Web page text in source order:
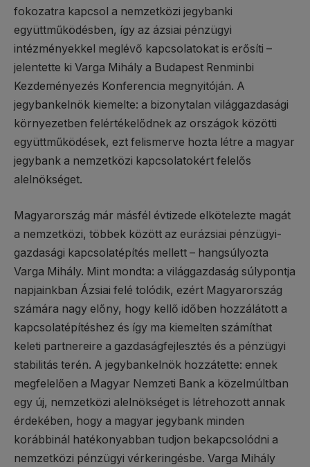
fokozatra kapcsol a nemzetközi jegybanki
együttműködésben, így az ázsiai pénzügyi
intézményekkel meglévő kapcsolatokat is erősíti –
jelentette ki Varga Mihály a Budapest Renminbi
Kezdeményezés Konferencia megnyitóján. A
jegybankelnök kiemelte: a bizonytalan világgazdasági
környezetben felértékelődnek az országok közötti
együttműködések, ezt felismerve hozta létre a magyar
jegybank a nemzetközi kapcsolatokért felelős
alelnökséget.
Magyarország már másfél évtizede elkötelezte magát
a nemzetközi, többek között az eurázsiai pénzügyi-
gazdasági kapcsolatépítés mellett – hangsúlyozta
Varga Mihály. Mint mondta: a világgazdaság súlypontja
napjainkban Ázsiai felé tolódik, ezért Magyarország
számára nagy előny, hogy kellő időben hozzálátott a
kapcsolatépítéshez és így ma kiemelten számíthat
keleti partnereire a gazdaságfejlesztés és a pénzügyi
stabilitás terén. A jegybankelnök hozzátette: ennek
megfelelően a Magyar Nemzeti Bank a közelmúltban
egy új, nemzetközi alelnökséget is létrehozott annak
érdekében, hogy a magyar jegybank minden
korábbinál hatékonyabban tudjon bekapcsolódni a
nemzetközi pénzügyi vérkeringésbe. Varga Mihály